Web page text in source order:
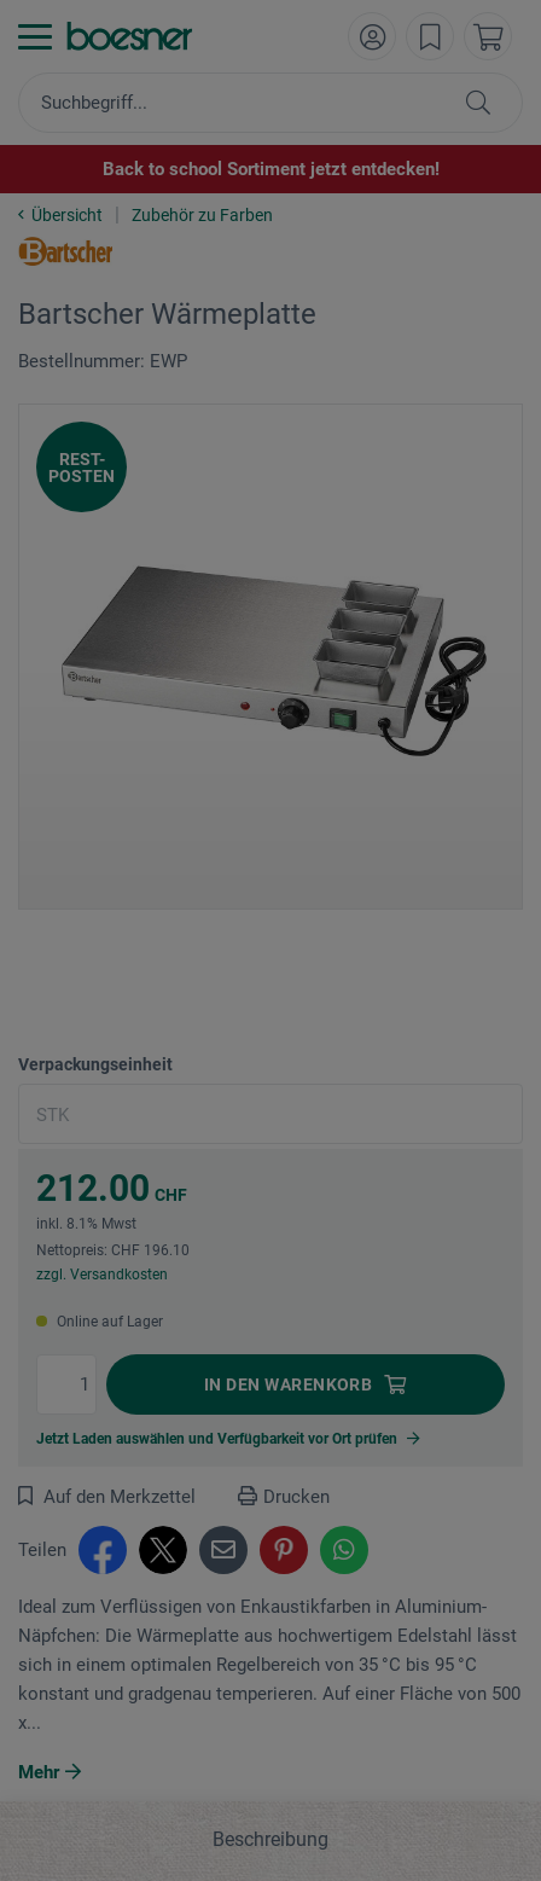
Back to school Sortiment jetzt entdecken!
Übersicht Zubehör zu Farben
Bartscher Wärmeplatte
Bestellnummer: EWP
REST-
POSTEN
Verpackungseinheit
212.00 CHF
inkl. 8.1% Mwst
Nettopreis: CHF 196.10
zzgl. Versandkosten
Online auf Lager
IN DEN WARENKORB
Jetzt Laden auswählen und Verfügbarkeit vor Ort prüfen
Auf den Merkzettel Drucken
Teilen
Ideal zum Verflüssigen von Enkaustikfarben in Alu­minium-
Näpfchen: Die Wärmeplatte aus hochwertigem Edelstahl lässt
sich in einem optimalen Regelbereich von 35 °C bis 95 °C
konstant und gradgenau temperieren. Auf einer Fläche von 500
x...
Mehr
Beschreibung